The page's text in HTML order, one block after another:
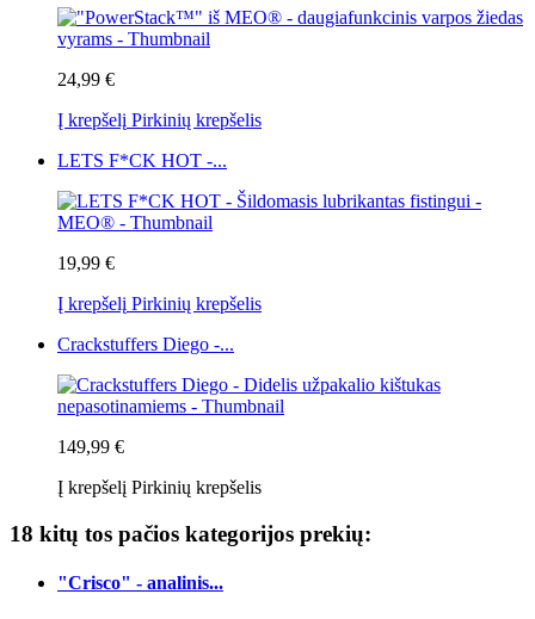
24,99 €
Į krepšelį Pirkinių krepšelis
LETS F*CK HOT -...
19,99 €
Į krepšelį Pirkinių krepšelis
Crackstuffers Diego -...
149,99 €
Į krepšelį Pirkinių krepšelis
18 kitų tos pačios kategorijos prekių:
"Crisco" - analinis...